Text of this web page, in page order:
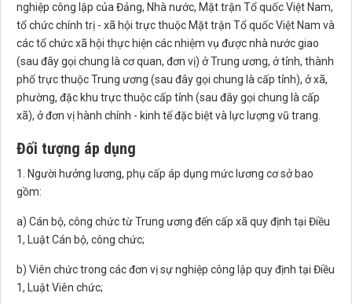
nghiệp công lập của Đảng, Nhà nước, Mặt trận Tổ quốc Việt Nam,
tổ chức chính trị - xã hội trực thuộc Mặt trận Tổ quốc Việt Nam và
các tổ chức xã hội thực hiện các nhiệm vụ được nhà nước giao
(sau đây gọi chung là cơ quan, đơn vị) ở Trung ương, ở tỉnh, thành
phố trực thuộc Trung ương (sau đây gọi chung là cấp tỉnh), ở xã,
phường, đặc khu trực thuộc cấp tỉnh (sau đây gọi chung là cấp
xã), ở đơn vị hành chính - kinh tế đặc biệt và lực lượng vũ trang.
Đối tượng áp dụng
1. Người hưởng lương, phụ cấp áp dụng mức lương cơ sở bao
gồm:
a) Cán bộ, công chức từ Trung ương đến cấp xã quy định tại Điều
1, Luật Cán bộ, công chức;
b) Viên chức trong các đơn vị sự nghiệp công lập quy định tại Điều
1, Luật Viên chức;